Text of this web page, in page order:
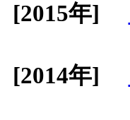
[2015年]
[2014年]